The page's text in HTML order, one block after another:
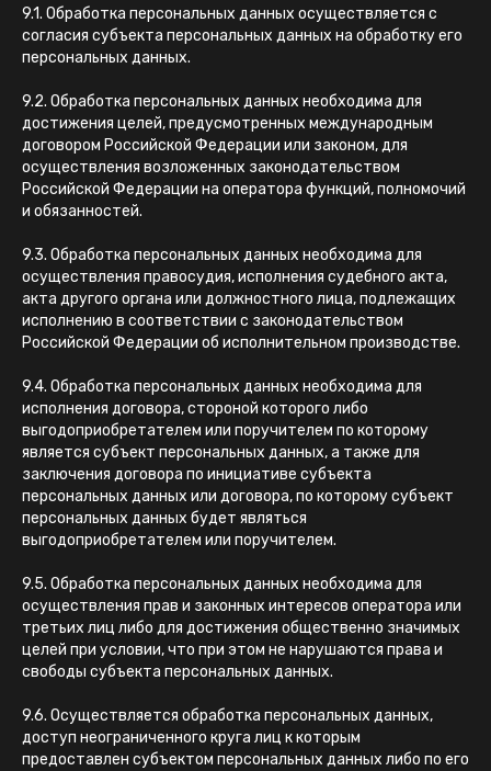
9.1. Обработка персональных данных осуществляется с
согласия субъекта персональных данных на обработку его
персональных данных.
9.2. Обработка персональных данных необходима для
достижения целей, предусмотренных международным
договором Российской Федерации или законом, для
осуществления возложенных законодательством
Российской Федерации на оператора функций, полномочий
и обязанностей.
9.3. Обработка персональных данных необходима для
осуществления правосудия, исполнения судебного акта,
акта другого органа или должностного лица, подлежащих
исполнению в соответствии с законодательством
Российской Федерации об исполнительном производстве.
9.4. Обработка персональных данных необходима для
исполнения договора, стороной которого либо
выгодоприобретателем или поручителем по которому
является субъект персональных данных, а также для
заключения договора по инициативе субъекта
персональных данных или договора, по которому субъект
персональных данных будет являться
выгодоприобретателем или поручителем.
9.5. Обработка персональных данных необходима для
осуществления прав и законных интересов оператора или
третьих лиц либо для достижения общественно значимых
целей при условии, что при этом не нарушаются права и
свободы субъекта персональных данных.
9.6. Осуществляется обработка персональных данных,
доступ неограниченного круга лиц к которым
предоставлен субъектом персональных данных либо по его